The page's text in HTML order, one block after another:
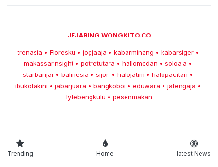
JEJARING WONGKITO.CO
trenasia • Floresku • jogjaaja • kabarminang • kabarsiger •
makassarinsight • potretutara • hallomedan • soloaja •
starbanjar • balinesia • sijori • halojatim • halopacitan •
ibukotakini • jabarjuara • bangkoboi • eduwara • jatengaja •
lyfebengkulu • pesenmakan
Trending Home latest News